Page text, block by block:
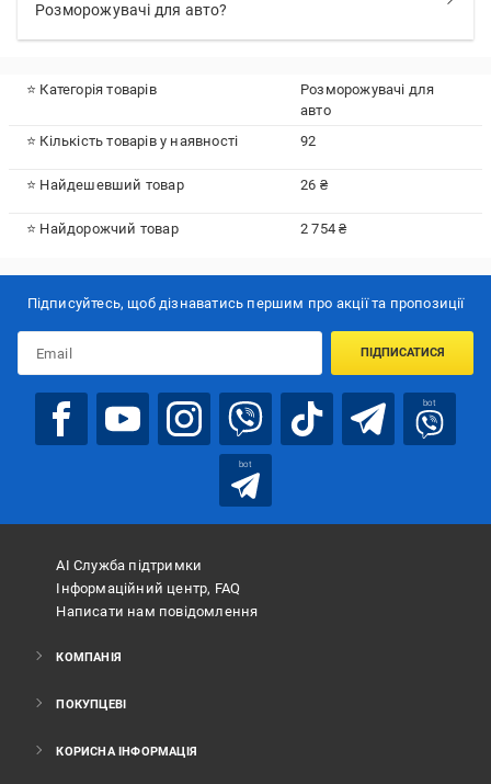
Розморожувачі для авто?
⭐ Категорія товарів
Розморожувачі для
авто
⭐ Кількість товарів у наявності
92
⭐ Найдешевший товар 26 ₴
⭐ Найдорожчий товар 2 754 ₴
Підписуйтесь, щоб дізнаватись першим про акції та пропозиції
ПІДПИСАТИСЯ
bot
bot
АІ Служба підтримки
Інформаційний центр, FAQ
Написати нам повідомлення
КОМПАНІЯ
ПОКУПЦЕВІ
КОРИСНА ІНФОРМАЦІЯ